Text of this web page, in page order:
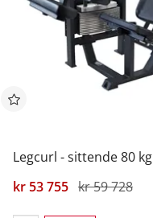
Legcurl - sittende 80 kg
kr 53 755 kr 59 728